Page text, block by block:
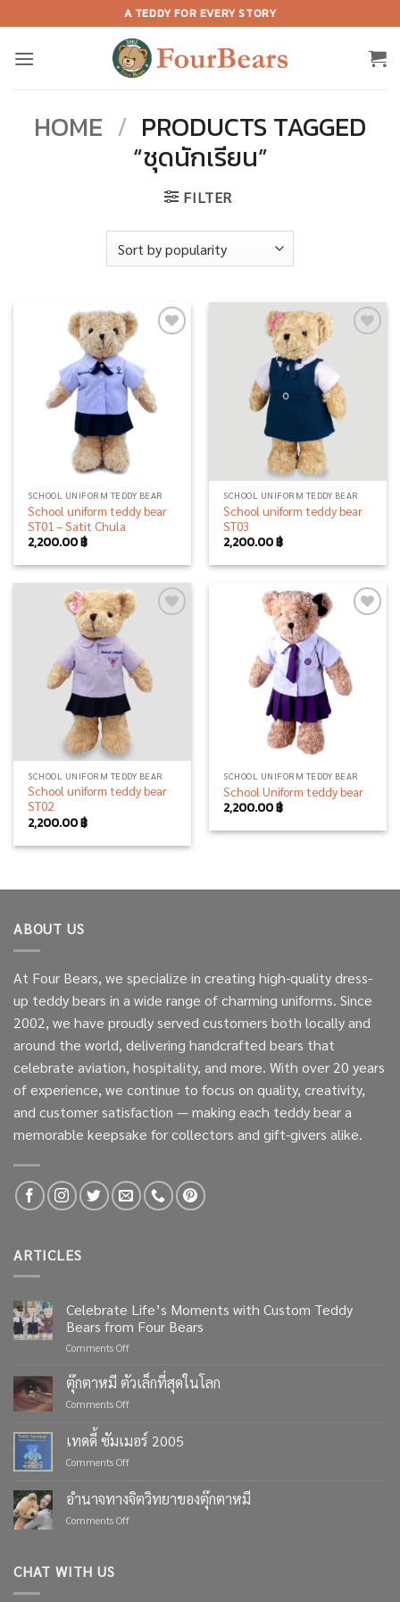
to
content
A TEDDY FOR EVERY STORY
HOME / PRODUCTS TAGGED
“ชุดนักเรียน”
FILTER
SCHOOL UNIFORM TEDDY BEAR
School uniform teddy bear
ST01 – Satit Chula
2,200.00฿
SCHOOL UNIFORM TEDDY BEAR
School uniform teddy bear
ST03
2,200.00฿
SCHOOL UNIFORM TEDDY BEAR
School uniform teddy bear
ST02
2,200.00฿
SCHOOL UNIFORM TEDDY BEAR
School Uniform teddy bear
2,200.00฿
ABOUT US
At Four Bears, we specialize in creating high-quality dress-
up teddy bears in a wide range of charming uniforms. Since
2002, we have proudly served customers both locally and
around the world, delivering handcrafted bears that
celebrate aviation, hospitality, and more. With over 20 years
of experience, we continue to focus on quality, creativity,
and customer satisfaction — making each teddy bear a
memorable keepsake for collectors and gift-givers alike.
ARTICLES
Celebrate Life’s Moments with Custom Teddy
Bears from Four Bears
Comments Offon
Life’s
Moments
with
Teddy
Bears
ตุ๊กตาหมี ตัวเล็กที่สุดในโลก
Comments Offon
ตัว
เล็ก
ใน
เทดดี้ ซัมเมอร์ 2005
Comments Offon
ดี้
ซัมเมอร์
2005
อำนาจทางจิตวิทยาของตุ๊กตาหมี
Comments Offon
CHAT WITH US